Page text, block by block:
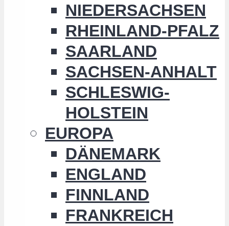
NIEDERSACHSEN
RHEINLAND-PFALZ
SAARLAND
SACHSEN-ANHALT
SCHLESWIG-
HOLSTEIN
EUROPA
DÄNEMARK
ENGLAND
FINNLAND
FRANKREICH